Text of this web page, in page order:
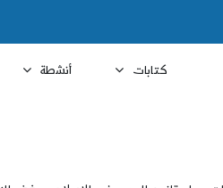
كتابات أنشطة